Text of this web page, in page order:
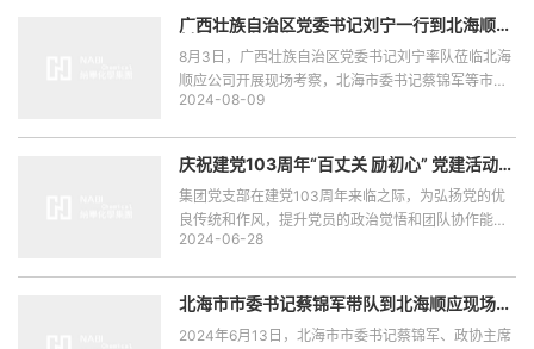
海顺应团队带来极大鼓舞和人心振奋。
广西壮族自治区党委书记刘宁一行到北海顺应
8月3日，广西壮族自治区党委书记刘宁率队莅临北海
顺应公司开展现场考察，北海市委书记蔡锦军等市委
市政府相关领导参与调研，北海顺应董事长赵林、总
2024-08-09
庆祝建党103周年“百丈关 励初心” 党建活动简
集团党支部在建党103周年来临之际，为弘扬党的优
良传统和作风，提升党员的政治觉悟和团队协作能
力，激发党员的爱国热情和奉献精神，于6月22日
主题活动。
2024-06-28
北海市市委书记蔡锦军带队到北海顺应现场调
2024年6月13日，北海市市委书记蔡锦军、政协主席